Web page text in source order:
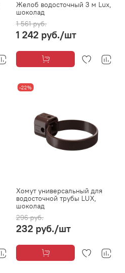
Желоб водосточный 3 м Lux,
шоколад
1 561 руб.
1 242 руб./шт
-22%
Хомут универсальный для
водосточной трубы LUX,
шоколад
296 руб.
232 руб./шт